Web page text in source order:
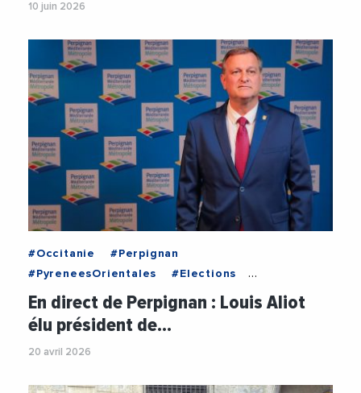
10 juin 2026
#Occitanie
#Perpignan
#PyreneesOrientales
#Elections
#LouisAliot
#PerpignanMediterraneeMetropole
#Politique
#VilleDePerpignan
En direct de Perpignan : Louis Aliot
élu président de…
20 avril 2026